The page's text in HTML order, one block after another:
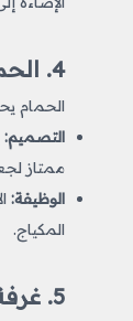
4. الحمام
الحمام
التصميم:
ممتاز
الوظيفة:
المكياج.
5. غرفة الطعام